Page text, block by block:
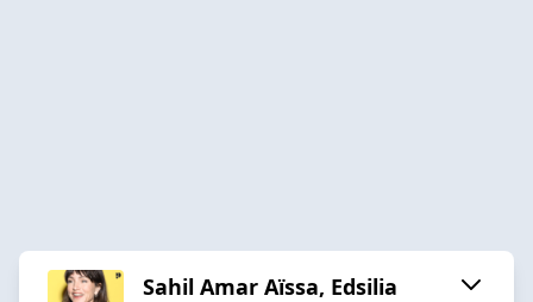
Sahil Amar Aïssa, Edsilia